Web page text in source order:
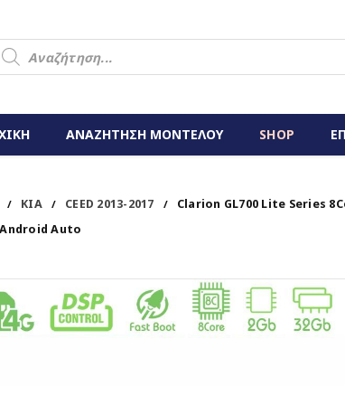
ΑΝΑΖΗΤΗΣΗ ΜΟΝΤΕΛΟΥ SHOP
/ KIA / CEED 2013-2017 /
Clarion GL700 Lite Series
Auto